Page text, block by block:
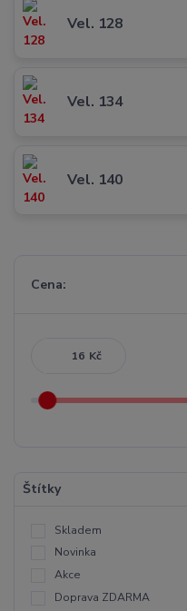
Vel. 128
Vel. 134
Vel. 140
Cena:
Kč
Štítky
Skladem
Novinka
Akce
Doprava ZDARMA